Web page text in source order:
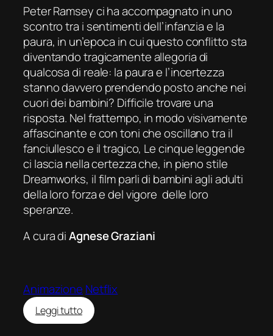
Peter Ramsey ci ha accompagnato in uno
scontro tra i sentimenti dell’infanzia e la
paura, in un’epoca in cui questo conflitto sta
diventando tragicamente allegoria di
qualcosa di reale: la paura e l’incertezza
stanno davvero prendendo posto anche nei
cuori dei bambini? Difficile trovare una
risposta. Nel frattempo, in modo visivamente
affascinante e con toni che oscillano tra il
fanciullesco e il tragico, Le cinque leggende
ci lascia nella certezza che, in pieno stile
Dreamworks, il film parli di bambini agli adulti
della loro forza e del vigore delle loro
speranze.
A cura diAgnese Graziani
Animazione Netflix
Leggi tutto:
Le